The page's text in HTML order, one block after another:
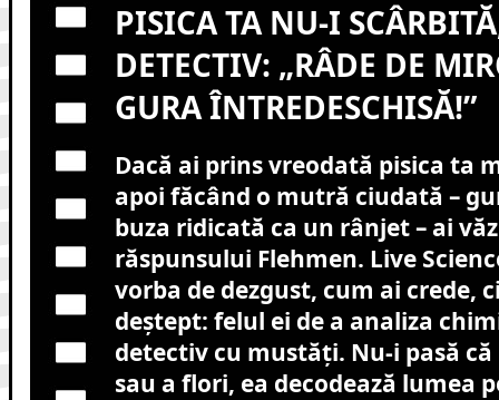
PISICA TA NU-I
DETECTIV: „RÂDE DE
GURA ÎNTREDESCHISĂ!”
Dacă ai prins vreodată pisica ta
apoi făcând o mutră ciudată –
buza ridicată ca un rânjet – ai
răspunsului Flehmen. Live
vorba de dezgust, cum ai crede,
deștept: felul ei de a analiza
detectiv cu mustăți. Nu-i pasă că
sau a flori, ea decodează lumea